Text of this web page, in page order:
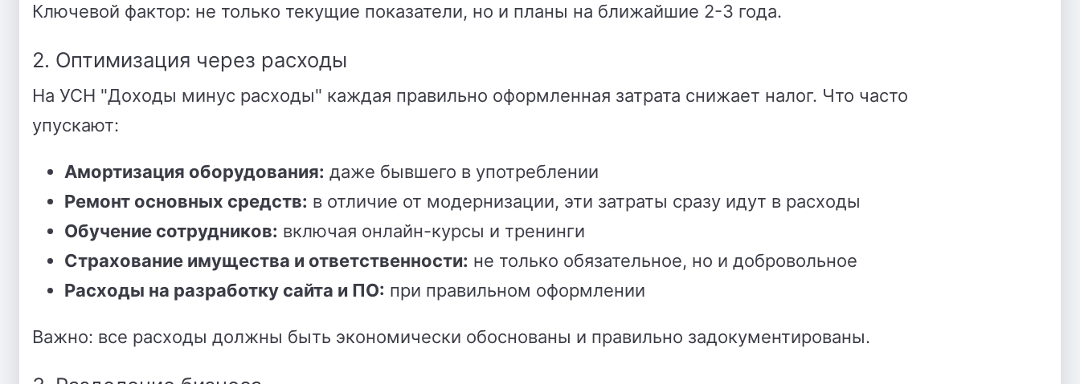
Ключевой фактор: не только текущие показатели, но и планы на ближайшие 2-3 года.
2. Оптимизация через расходы
На УСН "Доходы минус расходы" каждая правильно оформленная затрата снижает налог. Что часто
упускают:
Амортизация оборудования: даже бывшего в употреблении
Ремонт основных средств: в отличие от модернизации, эти затраты сразу идут в расходы
Обучение сотрудников: включая онлайн-курсы и тренинги
Страхование имущества и ответственности: не только обязательное, но и добровольное
Расходы на разработку сайта и ПО: при правильном оформлении
Важно: все расходы должны быть экономически обоснованы и правильно задокументированы.